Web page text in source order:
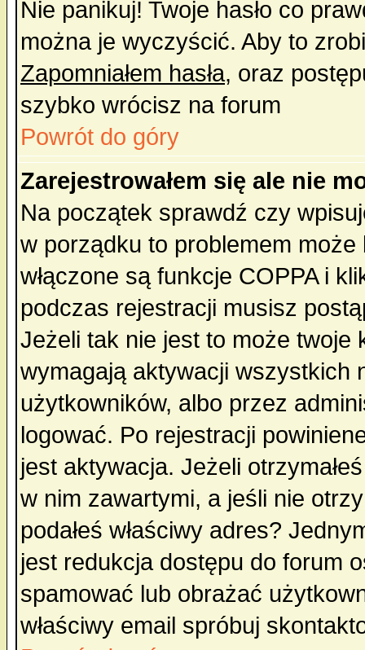
Nie panikuj! Twoje hasło co
można je wyczyścić. Aby to
Zapomniałem hasła, oraz
szybko wrócisz na forum
Powrót do góry
Zarejestrowałem się ale nie
Na początek sprawdź czy
w porządku to problemem
włączone są funkcje COPPA i
podczas rejestracji musisz
Jeżeli tak nie jest to może twoje
wymagają aktywacji wszystkich
użytkowników, albo przez
logować. Po rejestracji
jest aktywacja. Jeżeli
w nim zawartymi, a jeśli nie
podałeś właściwy adres?
jest redukcja dostępu do forum
spamować lub obrażać
właściwy email spróbuj